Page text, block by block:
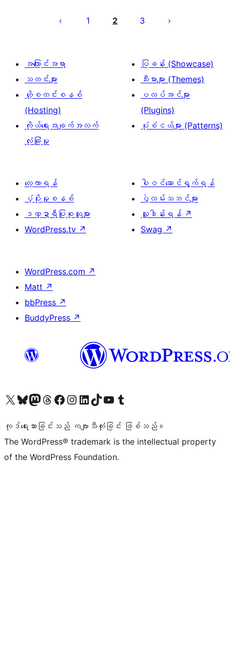
ခွဲ
ခြင်း
1 2 3
အကြောင်းအရာ
သတင်းများ
ဟို့စတင်းစနစ်
(Hosting)
ကိုယ်ရေးအချက်အလက်
လုံခြုံမှု
ပြခန်း (Showcase)
သီးမားများ (Themes)
ပလပ်အင်များ
(Plugins)
ပုံစံငယ်များ (Patterns)
လေ့လာရန်
ပံ့ပိုးမှုစနစ်
ဒဏ္ဍာရီပြုစုသူများ
WordPress.tv ↗
ပါဝင်ဆောင်ရွက်ရန်
ပွဲလမ်းသဘင်များ
လှူဒါန်းရန် ↗
Swag ↗
WordPress.com ↗
Matt ↗
bbPress ↗
BuddyPress ↗
ကျွန်ုပ်တို့၏ X (ယခင် Twitter) အကောင့်သို့ သွားရောက်ကြည့်ရှုပါကျွန်ုပ်တို့၏ Bluesky အကောင့်သို့ ဝင်ရောက်ကြည့်ရှုရန်
ကျွန်ုပ်တို့၏ Mastodon အကောင့်သို့ သွားရောက်ကြည့်ရှုပါကျွန်ုပ်တို့၏ Threads အကောင့်သို့ ဝင်ရောက်ကြည့်ရှုရန်
ကျွန်ုပ်တို့၏ Facebook စာမျက်နှာသို့ သွားရောက်ကြည့်ရှုပါကျွန်ုပ်တို့၏ Instagram အကောင့်သို့ သွားရောက်ကြည့်ရှုပါ ကျွန်ုပ်တို့၏ LinkedIn အကောင့်သို့ သွားရောက်ကြည့်ရှုပါကျွန်ုပ်တို့၏ TikTok အကောင့်သို့ ဝင်ရောက်ကြည့်ရှုရန်
ကျွန်ုပ်တို့၏ YouTube ချန်နယ်သို့ သွားရောက်ကြည့်ရှုပါ ကျွန်ုပ်တို့၏ Tumblr အကောင့်သို့ ဝင်ရောက်ကြည့်ရှုရန်
ကုဒ်ရေးသားခြင်းသည် ကဗျာသီကုံးခြင်း ဖြစ်သည်။
The WordPress® trademark is the intellectual property
of the WordPress Foundation.